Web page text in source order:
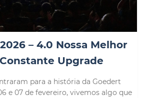
– 4.0 Nossa Melhor
Upgrade
para a história da Goedert
e 07 de fevereiro, vivemos algo que